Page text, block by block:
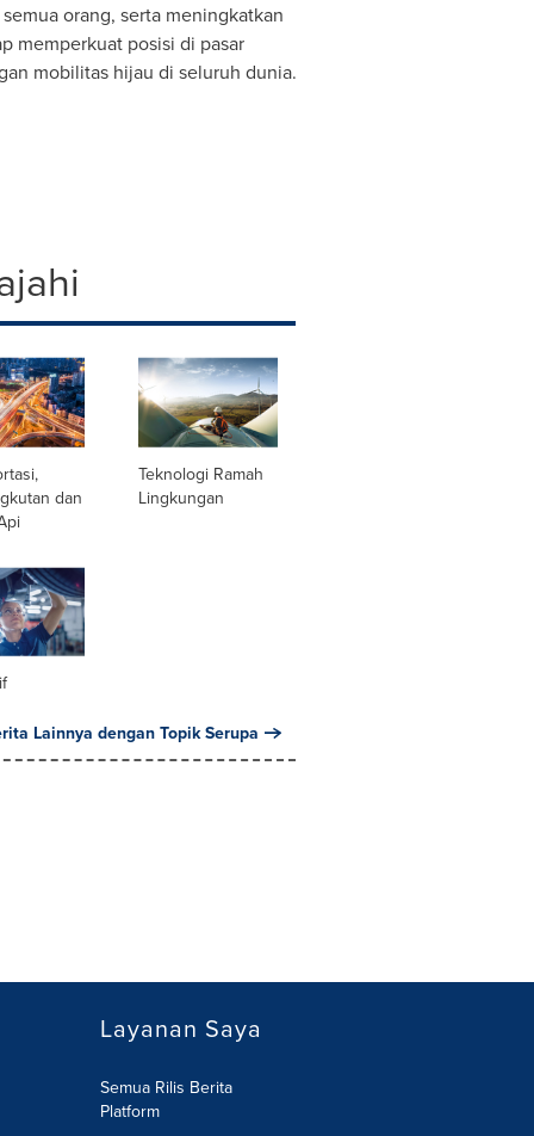
orang, serta meningkatkan
memperkuat posisi di pasar
mobilitas hijau di seluruh dunia.
dan
Teknologi Ramah
Lingkungan
Lainnya dengan Topik Serupa
Layanan Saya
Semua Rilis Berita
Platform